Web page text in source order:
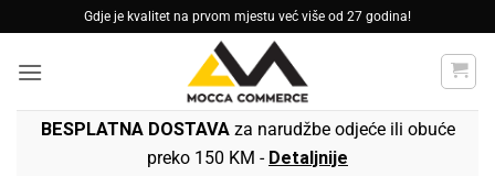
to
content
Gdje je kvalitet na prvom mjestu već više od 27 godina!
BESPLATNA DOSTAVAza narudžbe odjeće ili obuće
preko 150 KM - Detaljnije